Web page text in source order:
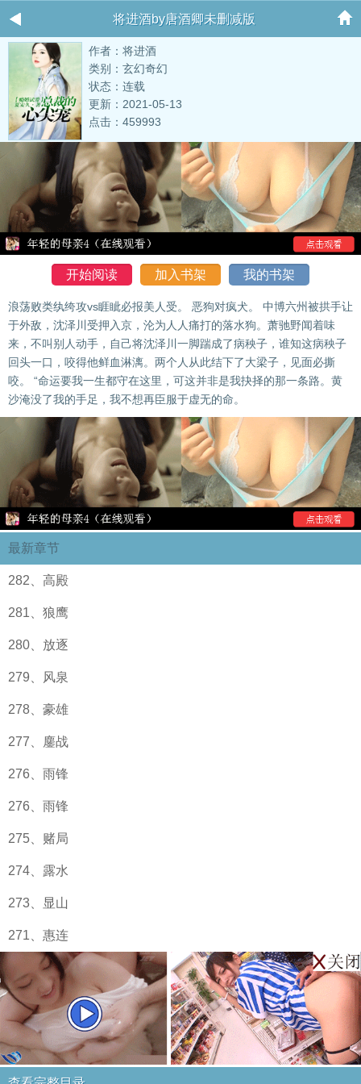
将进酒by唐酒卿未删减版
作者：将进酒
类别：玄幻奇幻
状态：连载
更新：2021-05-13
点击：459993
开始阅读 加入书架 我的书架
浪荡败类纨绔攻vs睚眦必报美人受。 恶狗对疯犬。 中博六州被拱手让
于外敌，沈泽川受押入京，沦为人人痛打的落水狗。萧驰野闻着味
来，不叫别人动手，自己将沈泽川一脚踹成了病秧子，谁知这病秧子
回头一口，咬得他鲜血淋漓。两个人从此结下了大梁子，见面必撕
咬。 “命运要我一生都守在这里，可这并非是我抉择的那一条路。黄
沙淹没了我的手足，我不想再臣服于虚无的命。
最新章节
282、高殿
281、狼鹰
280、放逐
279、风泉
278、豪雄
277、鏖战
276、雨锋
276、雨锋
275、赌局
274、露水
273、显山
271、惠连